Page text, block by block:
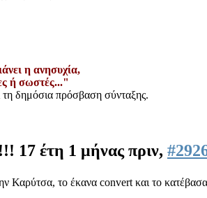
η ανησυχία,
ή σωστές..."
τη δημόσια πρόσβαση σύνταξης.
17 έτη 1 μήνας πριν,
Καρύτσα, το έκανα convert και το